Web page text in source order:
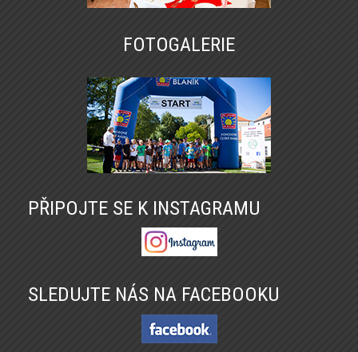
FOTOGALERIE
PŘIPOJTE SE K INSTAGRAMU
SLEDUJTE NÁS NA FACEBOOKU